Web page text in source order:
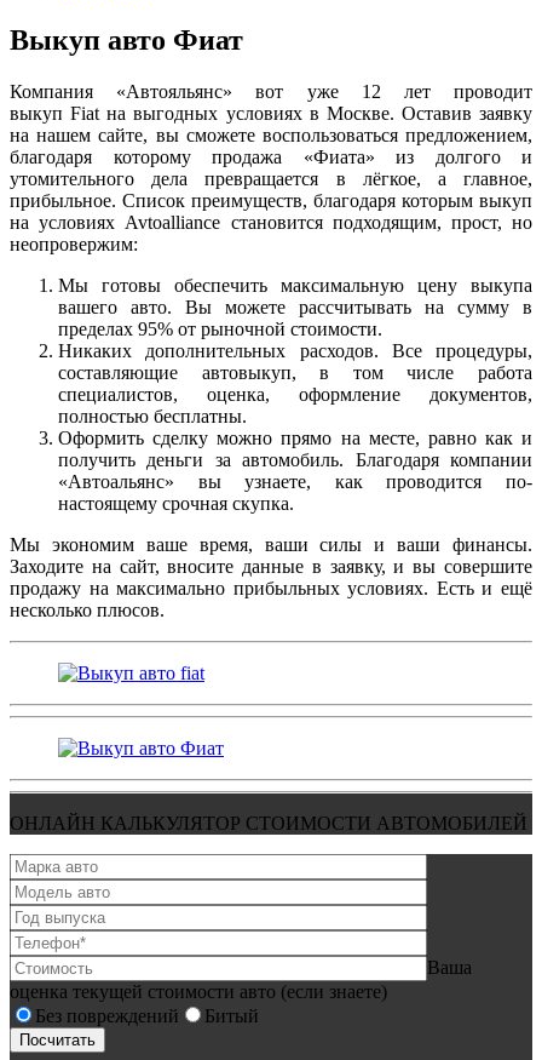
Выкуп авто Фиат
Компания «Автояльянс» вот уже 12 лет проводит
выкупFiat на выгодных условиях в Москве. Оставив заявку
на нашем сайте, вы сможете воспользоваться предложением,
благодаря которому продажа «Фиата» из долгого и
утомительного дела превращается в лёгкое, а главное,
прибыльное. Список преимуществ, благодаря которым выкуп
на условиях Avtoalliance становится подходящим, прост, но
неопровержим:
Мы готовы обеспечить максимальную цену выкупа
вашего авто. Вы можете рассчитывать на сумму в
пределах 95% от рыночной стоимости.
Никаких дополнительных расходов. Все процедуры,
составляющие автовыкуп, в том числе работа
специалистов, оценка, оформление документов,
полностью бесплатны.
Оформить сделку можно прямо на месте, равно как и
получить деньги за автомобиль. Благодаря компании
«Автоальянс» вы узнаете, как проводится по-
настоящему срочная скупка.
Мы экономим ваше время, ваши силы и ваши финансы.
Заходите на сайт, вносите данные в заявку, и вы совершите
продажу на максимально прибыльных условиях. Есть и ещё
несколько плюсов.
ОНЛАЙН КАЛЬКУЛЯТОР СТОИМОСТИ АВТОМОБИЛЕЙ
Ваша
оценка текущей стоимости авто (если знаете)
Без повреждений
Битый